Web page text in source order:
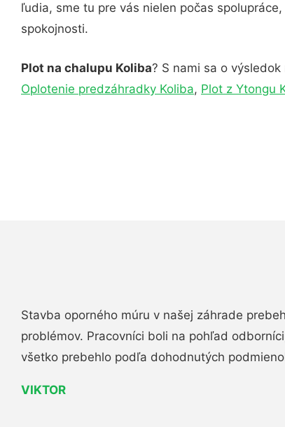
ľudia, sme tu pre vás nielen počas
spokojnosti.
Plot na chalupu Koliba? S nami sa o
Oplotenie predzáhradky Koliba, Plot z Ytongu
Stavba oporného múru v našej záhrade
problémov. Pracovníci boli na pohľad
všetko prebehlo podľa dohodnutých
VIKTOR